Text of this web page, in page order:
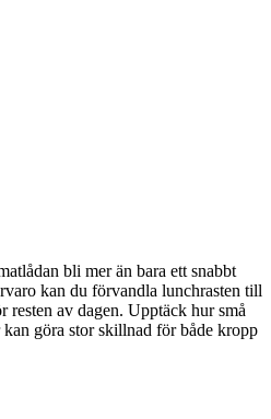
bli mer än bara ett snabbt
kan du förvandla lunchrasten till
resten av dagen. Upptäck hur små
göra stor skillnad för både kropp